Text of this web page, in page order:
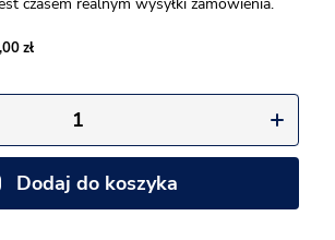
Dodaj do koszyka